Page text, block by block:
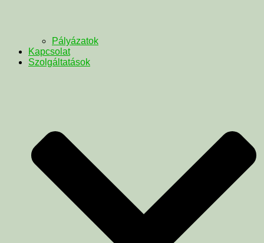
Pályázatok
Kapcsolat
Szolgáltatások